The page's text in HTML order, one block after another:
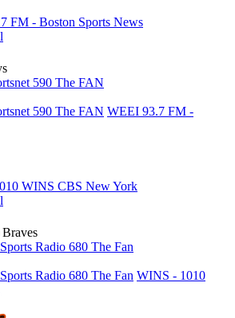
FM - Boston Sports News
590 The FAN
590 The FAN WEEI 93.7 FM -
WINS CBS New York
Radio 680 The Fan
Radio 680 The Fan WINS - 1010